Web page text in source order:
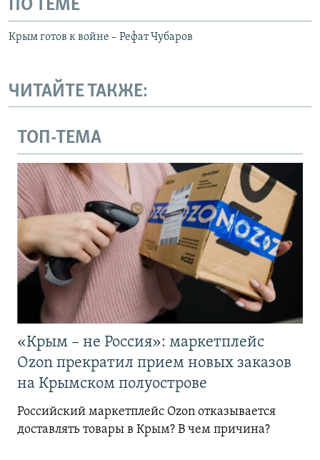
ПО ТЕМЕ
Крым готов к войне – Рефат Чубаров
ЧИТАЙТЕ ТАКЖЕ:
ТОП-ТЕМА
«Крым – не Россия»: маркетплейс
Ozon прекратил прием новых заказов
на Крымском полуострове
Российский маркетплейс Ozon отказывается
доставлять товары в Крым? В чем причина?